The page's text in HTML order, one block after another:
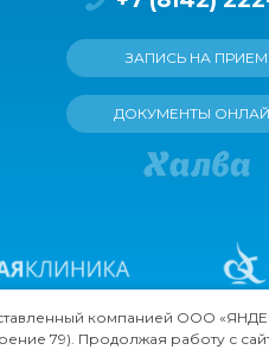
ЗАПИСЬ НА ПРИЕМ
ДОКУМЕНТЫ
компанией ООО
79). Продолжая работу с